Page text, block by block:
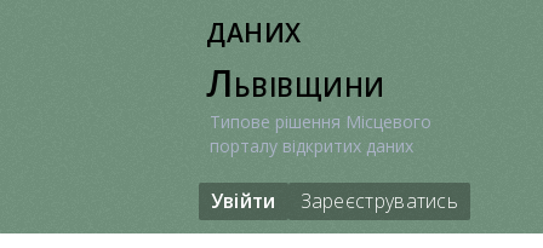
даних
Львівщини
Типове рішення Місцевого
порталу відкритих даних
Увійти Зареєструватись